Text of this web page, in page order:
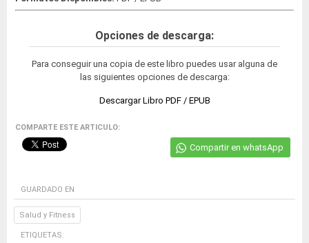
Opciones de descarga:
Para conseguir una copia de este libro puedes usar alguna de
las siguientes opciones de descarga:
Descargar Libro PDF / EPUB
COMPARTE ESTE ARTICULO:
Compartir en whatsApp
GUARDADO EN
Salud y Fitness
ETIQUETAS: